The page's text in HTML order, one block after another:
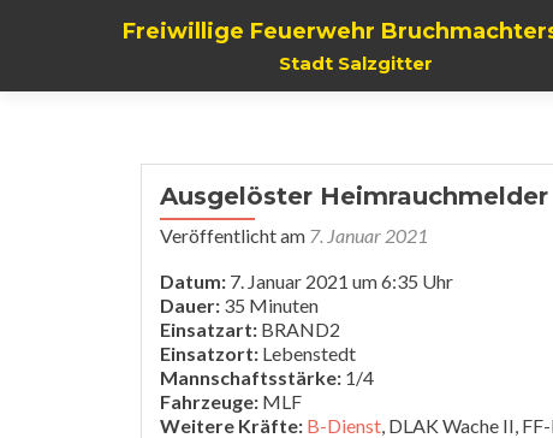
Freiwillige Feuerwehr
Stadt Salzgitter
Ausgelöster Heimrauchmelder
Veröffentlicht am 7. Januar 2021
Datum: 7. Januar 2021 um 6:35 Uhr
Dauer: 35 Minuten
Einsatzart: BRAND2
Einsatzort: Lebenstedt
Mannschaftsstärke: 1/4
Fahrzeuge: MLF
Weitere Kräfte: B-Dienst, DLAK Wache II,